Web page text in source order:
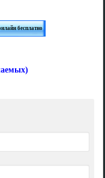
бесплатно